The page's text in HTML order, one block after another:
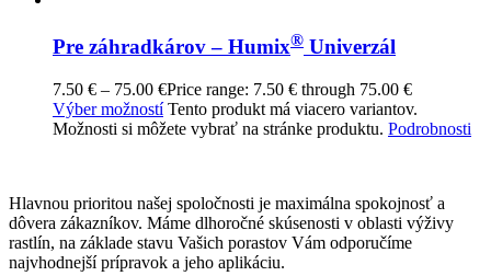
Pre záhradkárov – Humix® Univerzál
7.50 € – 75.00 €Price range: 7.50 € through 75.00 €
Výber možností Tento produkt má viacero variantov.
Možnosti si môžete vybrať na stránke produktu. Podrobnosti
Hlavnou prioritou našej spoločnosti je maximálna spokojnosť a
dôvera zákazníkov. Máme dlhoročné skúsenosti v oblasti výživy
rastlín, na základe stavu Vašich porastov Vám odporučíme
najvhodnejší prípravok a jeho aplikáciu.